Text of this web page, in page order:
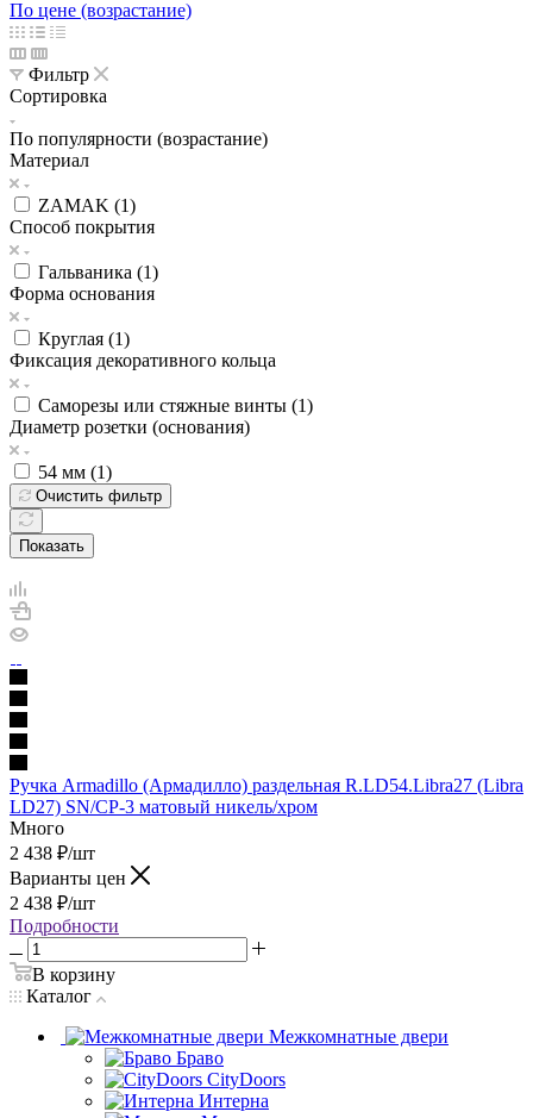
По цене (возрастание)
Фильтр
Сортировка
По популярности (возрастание)
Материал
ZAMAK (1)
Способ покрытия
Гальваника (1)
Форма основания
Круглая (1)
Фиксация декоративного кольца
Саморезы или стяжные винты (1)
Диаметр розетки (основания)
54 мм (1)
Очистить фильтр
Показать
Ручка Armadillo (Армадилло) раздельная R.LD54.Libra27 (Libra
LD27) SN/CP-3 матовый никель/хром
Много
2 438 ₽/шт
Варианты цен
2 438 ₽/шт
Подробности
В корзину
Каталог
Межкомнатные двери
Браво
CityDoors
Интерна